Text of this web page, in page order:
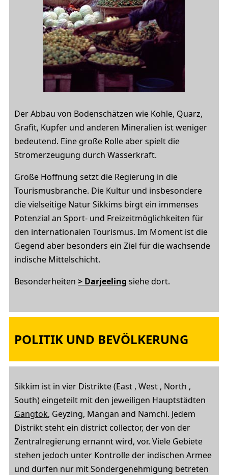
Der Abbau von Bodenschätzen wie Kohle, Quarz,
Grafit, Kupfer und anderen Mineralien ist weniger
bedeutend. Eine große Rolle aber spielt die
Stromerzeugung durch Wasserkraft.
Große Hoffnung setzt die Regierung in die
Tourismusbranche. Die Kultur und insbesondere
die vielseitige Natur Sikkims birgt ein immenses
Potenzial an Sport- und Freizeitmöglichkeiten für
den internationalen Tourismus. Im Moment ist die
Gegend aber besonders ein Ziel für die wachsende
indische Mittelschicht.
Besonderheiten > Darjeeling siehe dort.
POLITIK UND BEVÖLKERUNG
Sikkim ist in vier Distrikte (East , West , North ,
South) eingeteilt mit den jeweiligen Hauptstädten
Gangtok, Geyzing, Mangan and Namchi. Jedem
Distrikt steht ein district collector, der von der
Zentralregierung ernannt wird, vor. Viele Gebiete
stehen jedoch unter Kontrolle der indischen Armee
und dürfen nur mit Sondergenehmigung betreten